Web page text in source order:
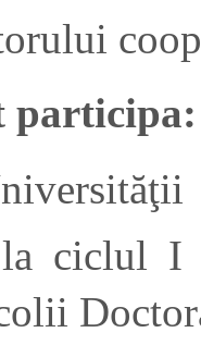
participa:
ciclul I